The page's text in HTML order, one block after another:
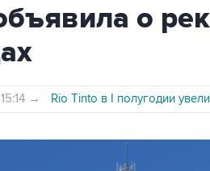
о
→ Rio Tinto в I полугодии